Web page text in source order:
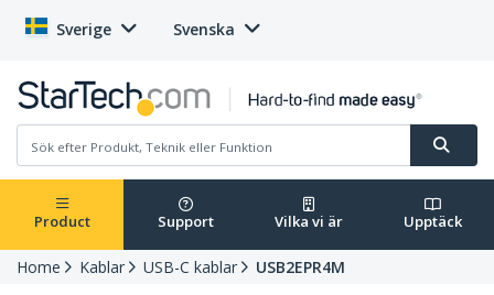
Sverige Svenska
Product Support Vilka vi är Upptäck
Home Kablar USB-C kablar
USB2EPR4M